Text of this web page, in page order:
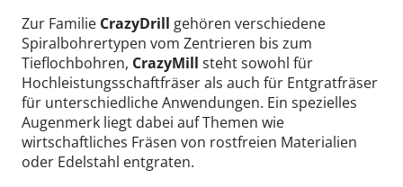
Zur Familie CrazyDrill gehören verschiedene
Spiralbohrertypen vom Zentrieren bis zum
Tieflochbohren, CrazyMill steht sowohl für
Hochleistungsschaftfräser als auch für Entgratfräser
für unterschiedliche Anwendungen. Ein spezielles
Augenmerk liegt dabei auf Themen wie
wirtschaftliches Fräsen von rostfreien Materialien
oder Edelstahl entgraten.